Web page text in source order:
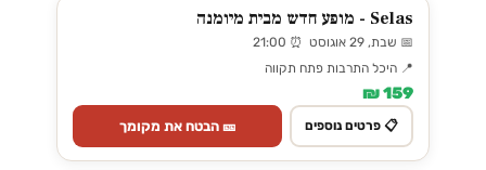
Selas - מופע חדש מבית מיומנה
📅 שבת, 29 אוגוסט ⏰ 21:00
📍 היכל התרבות פתח תקווה
159 ₪
📋 פרטים נוספים 🎫 הבטח את מקומך